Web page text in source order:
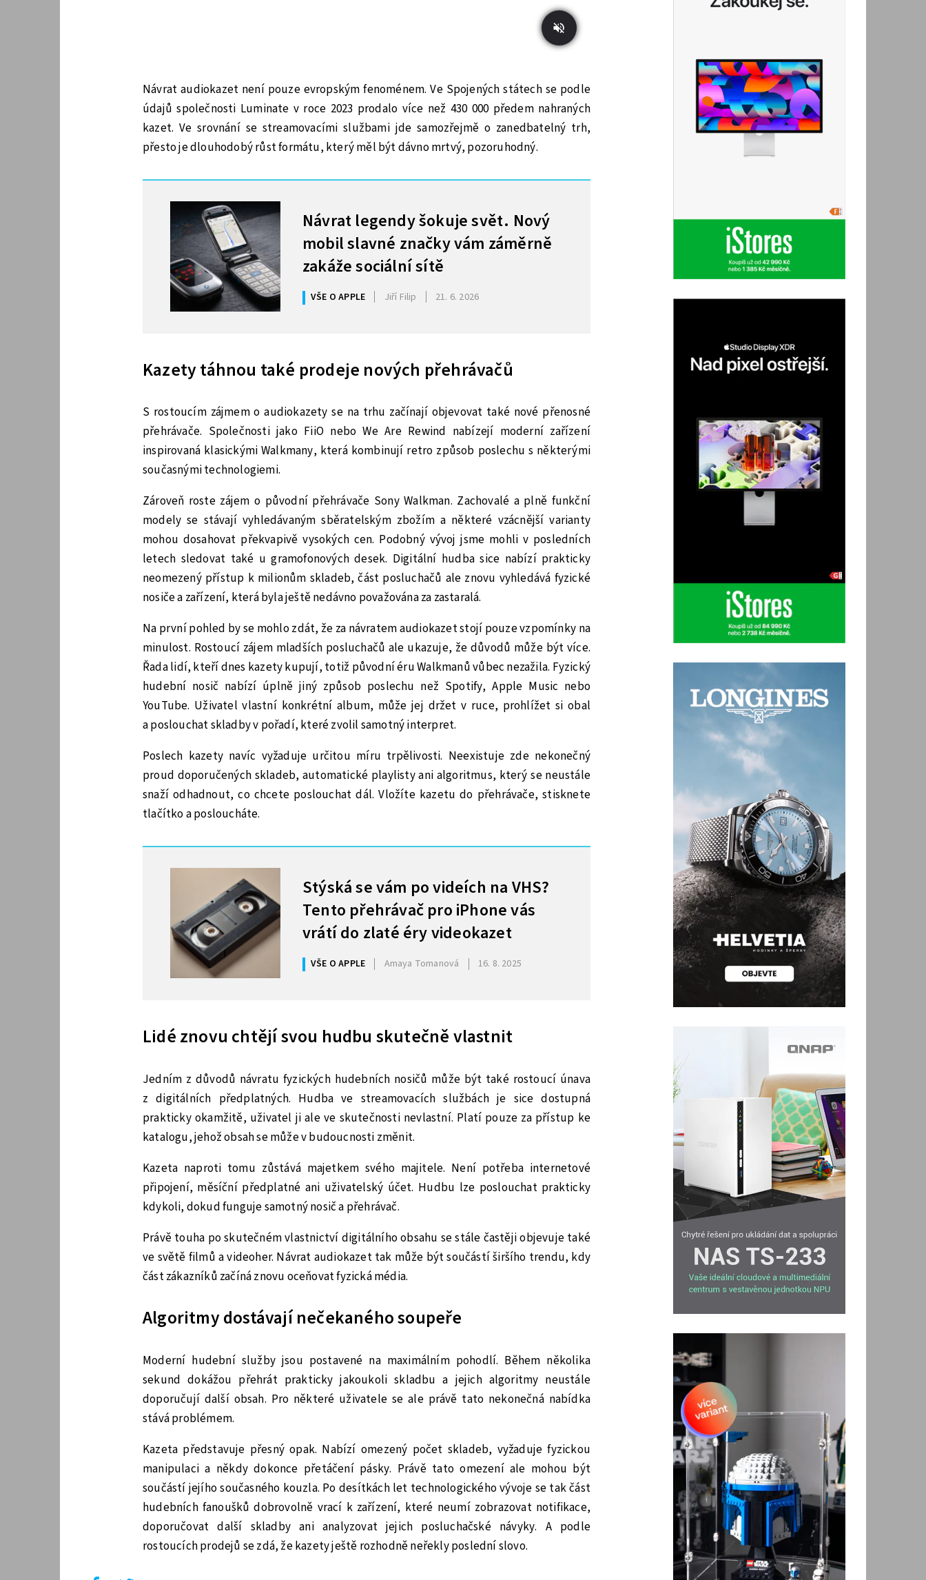
Návrat audiokazet není pouze evropským fenoménem. Ve Spojených státech se podle
údajů společnosti Luminate v roce 2023 prodalo více než 430 000 předem nahraných
kazet. Ve srovnání se streamovacími službami jde samozřejmě o zanedbatelný trh,
přesto je dlouhodobý růst formátu, který měl být dávno mrtvý, pozoruhodný.
Návrat legendy šokuje svět. Nový
mobil slavné značky vám záměrně
zakáže sociální sítě
VŠE O APPLE Jiří Filip 21. 6. 2026
Kazety táhnou také prodeje nových přehrávačů
S rostoucím zájmem o audiokazety se na trhu začínají objevovat také nové přenosné
přehrávače. Společnosti jako FiiO nebo We Are Rewind nabízejí moderní zařízení
inspirovaná klasickými Walkmany, která kombinují retro způsob poslechu s některými
současnými technologiemi.
Zároveň roste zájem o původní přehrávače Sony Walkman. Zachovalé a plně funkční
modely se stávají vyhledávaným sběratelským zbožím a některé vzácnější varianty
mohou dosahovat překvapivě vysokých cen. Podobný vývoj jsme mohli v posledních
letech sledovat také u gramofonových desek. Digitální hudba sice nabízí prakticky
neomezený přístup k milionům skladeb, část posluchačů ale znovu vyhledává fyzické
nosiče a zařízení, která byla ještě nedávno považována za zastaralá.
Na první pohled by se mohlo zdát, že za návratem audiokazet stojí pouze vzpomínky na
minulost. Rostoucí zájem mladších posluchačů ale ukazuje, že důvodů může být více.
Řada lidí, kteří dnes kazety kupují, totiž původní éru Walkmanů vůbec nezažila. Fyzický
hudební nosič nabízí úplně jiný způsob poslechu než Spotify, Apple Music nebo
YouTube. Uživatel vlastní konkrétní album, může jej držet v ruce, prohlížet si obal
a poslouchat skladby v pořadí, které zvolil samotný interpret.
Poslech kazety navíc vyžaduje určitou míru trpělivosti. Neexistuje zde nekonečný
proud doporučených skladeb, automatické playlisty ani algoritmus, který se neustále
snaží odhadnout, co chcete poslouchat dál. Vložíte kazetu do přehrávače, stisknete
tlačítko a posloucháte.
Stýská se vám po videích na VHS?
Tento přehrávač pro iPhone vás
vrátí do zlaté éry videokazet
VŠE O APPLE Amaya Tomanová 16. 8. 2025
Lidé znovu chtějí svou hudbu skutečně vlastnit
Jedním z důvodů návratu fyzických hudebních nosičů může být také rostoucí únava
z digitálních předplatných. Hudba ve streamovacích službách je sice dostupná
prakticky okamžitě, uživatel ji ale ve skutečnosti nevlastní. Platí pouze za přístup ke
katalogu, jehož obsah se může v budoucnosti změnit.
Kazeta naproti tomu zůstává majetkem svého majitele. Není potřeba internetové
připojení, měsíční předplatné ani uživatelský účet. Hudbu lze poslouchat prakticky
kdykoli, dokud funguje samotný nosič a přehrávač.
Právě touha po skutečném vlastnictví digitálního obsahu se stále častěji objevuje také
ve světě filmů a videoher. Návrat audiokazet tak může být součástí širšího trendu, kdy
část zákazníků začíná znovu oceňovat fyzická média.
Algoritmy dostávají nečekaného soupeře
Moderní hudební služby jsou postavené na maximálním pohodlí. Během několika
sekund dokážou přehrát prakticky jakoukoli skladbu a jejich algoritmy neustále
doporučují další obsah. Pro některé uživatele se ale právě tato nekonečná nabídka
stává problémem.
Kazeta představuje přesný opak. Nabízí omezený počet skladeb, vyžaduje fyzickou
manipulaci a někdy dokonce přetáčení pásky. Právě tato omezení ale mohou být
součástí jejího současného kouzla. Po desítkách let technologického vývoje se tak část
hudebních fanoušků dobrovolně vrací k zařízení, které neumí zobrazovat notifikace,
doporučovat další skladby ani analyzovat jejich posluchačské návyky. A podle
rostoucích prodejů se zdá, že kazety ještě rozhodně neřekly poslední slovo.